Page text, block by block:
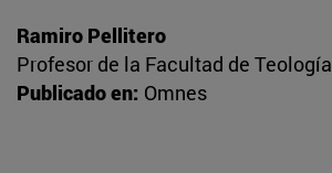
Ramiro Pellitero
Profesor de la Facultad de Teología
Publicado en: Omnes